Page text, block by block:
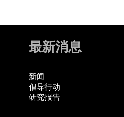
最新消息
新闻
倡导行动
研究报告